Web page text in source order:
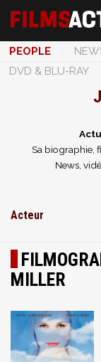
PEOPLE
DVD & BLU-RAY
Sa biographie,
News,
Acteur
MILLER